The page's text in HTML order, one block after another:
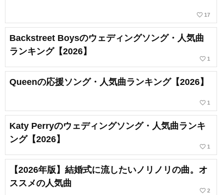
favorite_border 17
Backstreet Boysのウェディングソング・人気曲
ランキング【2026】
favorite_border 1
Queenの応援ソング・人気曲ランキング【2026】
favorite_border 1
Katy Perryのウェディングソング・人気曲ランキ
ング【2026】
favorite_border 1
【2026年版】結婚式に流したいノリノリの曲。オ
ススメの人気曲
favorite_border 2